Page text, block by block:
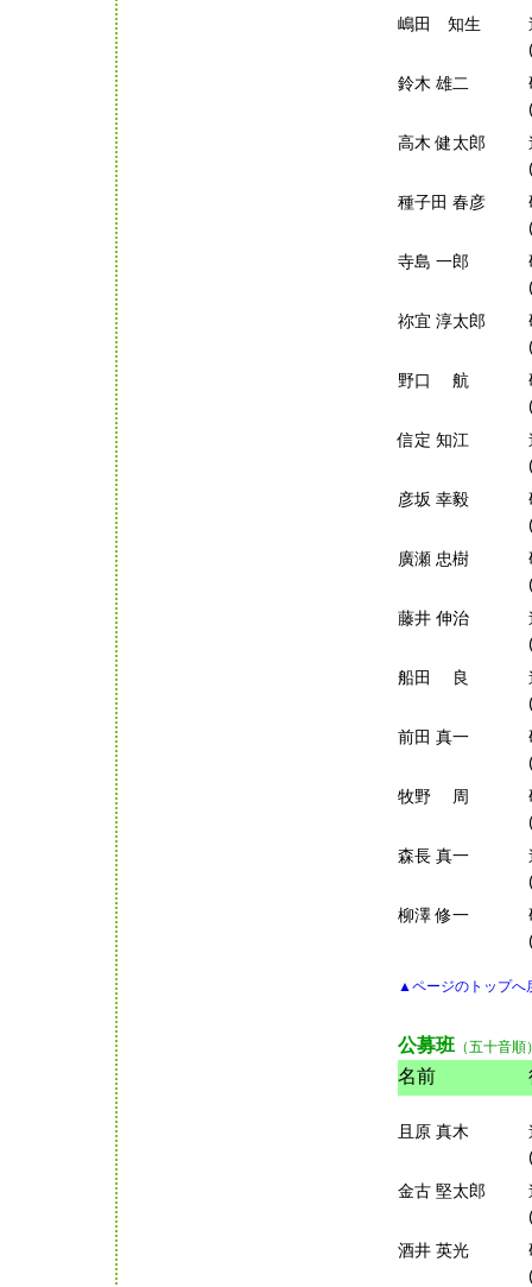
嶋田 知生
鈴木 雄二
高木 健太郎
種子田 春彦
寺島 一郎
祢宜 淳太郎
野口 航
信定 知江
彦坂 幸毅
廣瀬 忠樹
藤井 伸治
船田 良
前田 真一
牧野 周
森長 真一
柳澤 修一
▲ページのトップへ
公募班（五十音順
名前
且原 真木
金古 堅太郎
酒井 英光